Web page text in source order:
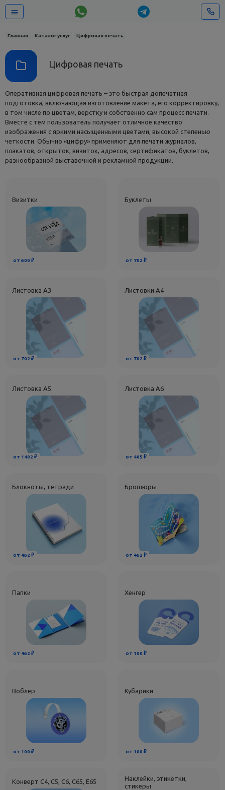
Главная Каталог услуг Цифровая печать
Цифровая печать
Оперативная цифровая печать – это быстрая допечатная
подготовка, включающая изготовление макета, его корректировку,
в том числе по цветам, верстку и собственно сам процесс печати.
Вместе с тем пользователь получает отличное качество
изображения с яркими насыщенными цветами, высокой степенью
четкости. Обычно «цифру» применяют для печати журналов,
плакатов, открыток, визиток, адресов, сертификатов, буклетов,
разнообразной выставочной и рекламной продукции.
от 600 ₽
Визитки
от 702 ₽
Буклеты
от 702 ₽
Листовка А3
от 702 ₽
Листовки А4
от 1402 ₽
Листовка А5
от 405 ₽
Листовка А6
от 462 ₽
Блокноты, тетради
от 462 ₽
Брошюры
от 462 ₽
Папки
от 100 ₽
Хенгер
от 100 ₽
Воблер
от 100 ₽
Кубарики
Конверт C4, С5, С6, C65, E65
Наклейки, этикетки,
стикеры